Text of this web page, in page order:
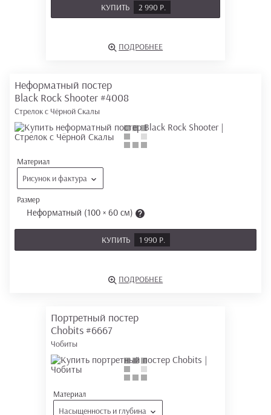
КУПИТЬ 2 990 Р.
ПОДРОБНЕЕ
Неформатный постер
Black Rock Shooter #4008
Стрелок с Чёрной Скалы
Материал
Рисунок и фактура
Размер
Неформатный (100 × 60 см)
КУПИТЬ 1 990 Р.
ПОДРОБНЕЕ
Портретный постер
Chobits #6667
Чобиты
Материал
Насыщенность и глубина